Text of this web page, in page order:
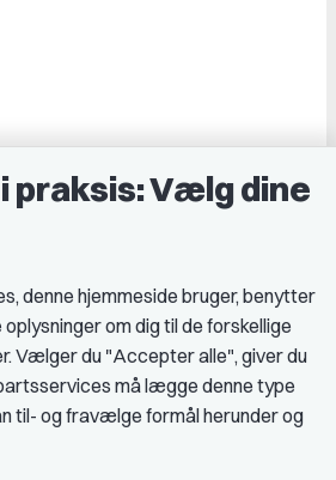
praksis: Vælg dine
denne hjemmeside bruger, benytter
om dig til de forskellige
Vælger du "Accepter alle", giver du
må lægge denne type
til- og fravælge formål herunder og